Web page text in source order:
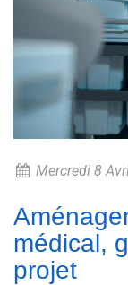
Mercredi 8
médical,
projet